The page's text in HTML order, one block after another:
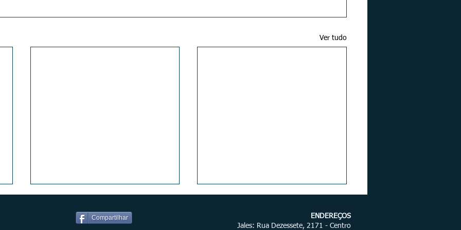
Ver tudo
Compartilhar
ENDEREÇOS
Jales: Rua Dezessete, 2171 - Centro